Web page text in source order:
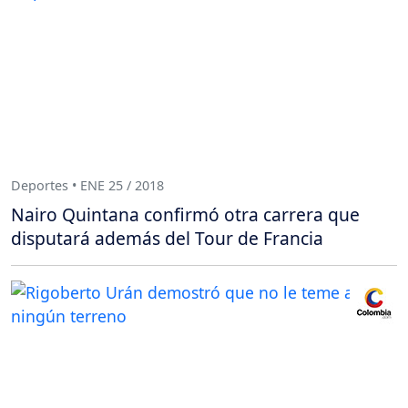
Deportes • ENE 25 / 2018
Nairo Quintana confirmó otra carrera que
disputará además del Tour de Francia